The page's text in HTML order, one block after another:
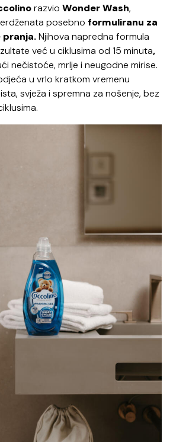
razvioWonder Wash,
posebno formuliranu za
Njihova napredna formula
već u ciklusima od 15 minuta,
nečistoće, mrlje i neugodne mirise.
u vrlo kratkom vremenu
svježa i spremna za nošenje, bez